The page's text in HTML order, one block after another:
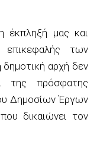
έκπληξή μας και
των
αρχή δεν
της πρόσφατης
Δημοσίων Έργων
δικαιώνει τον